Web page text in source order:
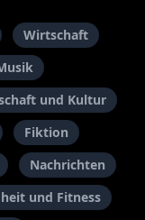
Wirtschaft
und Kultur
Fiktion
Nachrichten
und Fitness